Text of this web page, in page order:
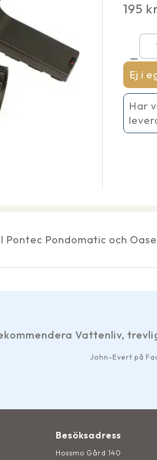
195
Ej i
Har
Pondomatic och
Vattenliv,
John-Evert på
Besöksadress
Hossmo Gård 140